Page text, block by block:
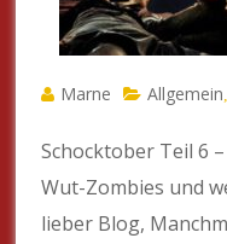
Marne Allgemein
Schocktober Teil 6
Wut-Zombies und
lieber Blog,